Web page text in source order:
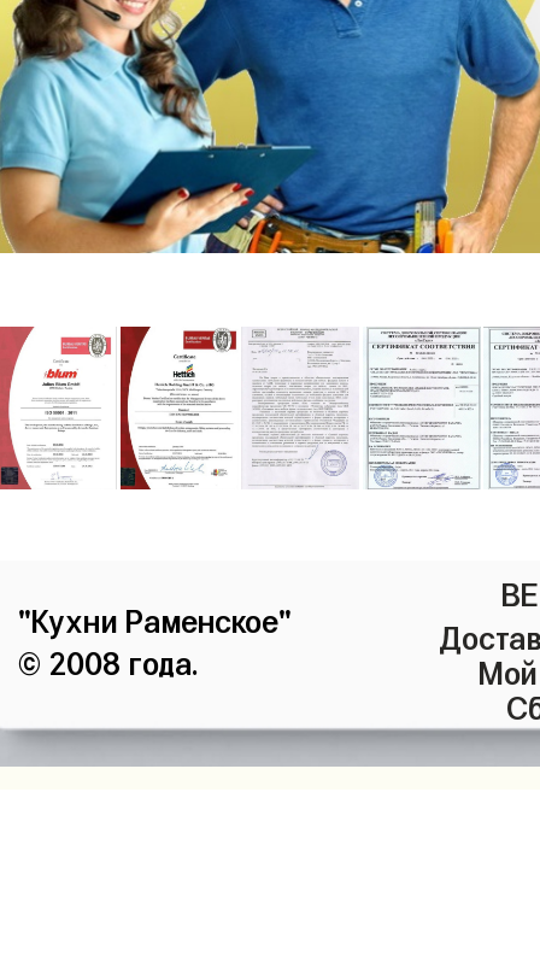
"Кухни Раменское"
© 2008 года.